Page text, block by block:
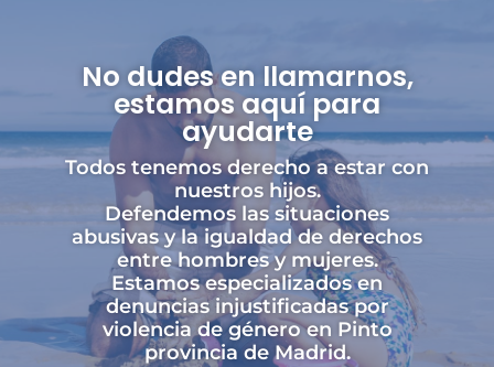
No dudes en llamarnos,
estamos aquí para
ayudarte
Todos tenemos derecho a estar con
nuestros hijos.
Defendemos las situaciones
abusivas y la igualdad de derechos
entre hombres y mujeres.
Estamos especializados en
denuncias injustificadas por
violencia de género en Pinto
provincia de Madrid.